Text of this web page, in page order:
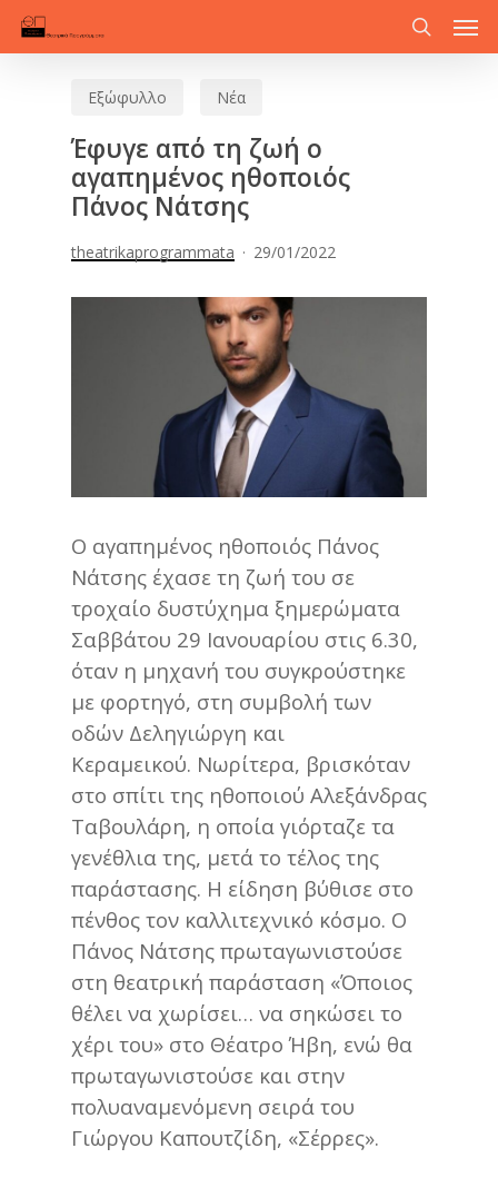
Skip
search
Εξώφυλλο Νέα
Έφυγε από τη ζωή ο
αγαπημένος ηθοποιός
Πάνος Νάτσης
theatrikaprogrammata 29/01/2022
Ο αγαπημένος ηθοποιός Πάνος
Νάτσης έχασε τη ζωή του σε
τροχαίο δυστύχημα ξημερώματα
Σαββάτου 29 Ιανουαρίου στις 6.30,
όταν η μηχανή του συγκρούστηκε
με φορτηγό, στη συμβολή των
οδών Δεληγιώργη και
Κεραμεικού. Νωρίτερα, βρισκόταν
στο σπίτι της ηθοποιού Αλεξάνδρας
Ταβουλάρη, η οποία γιόρταζε τα
γενέθλια της, μετά το τέλος της
παράστασης. Η είδηση βύθισε στο
πένθος τον καλλιτεχνικό κόσμο. Ο
Πάνος Νάτσης πρωταγωνιστούσε
στη θεατρική παράσταση «Όποιος
θέλει να χωρίσει… να σηκώσει το
χέρι του» στο Θέατρο Ήβη, ενώ θα
πρωταγωνιστούσε και στην
πολυαναμενόμενη σειρά του
Γιώργου Καπουτζίδη, «Σέρρες».